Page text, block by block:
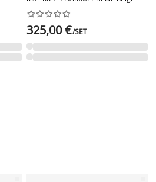






325,00 €/SET